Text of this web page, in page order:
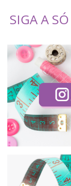
SIGA A